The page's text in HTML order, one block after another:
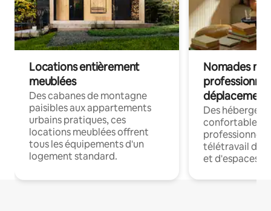
Locations entièrement
meublées
Des cabanes de montagne
paisibles aux appartements
urbains pratiques, ces
locations meublées offrent
tous les équipements d'un
logement standard.
Nomades
déplacement
Des
confortables
professionnels
télétravail
et d'espaces